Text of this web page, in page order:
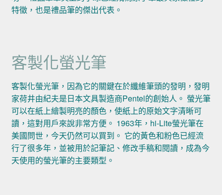
特徵，也是禮品筆的傑出代表。
客製化螢光筆
客製化螢光筆，因為它的關鍵在於纖維筆頭的發明，發明
家荷井由紀夫是日本文具製造商Pentel的創始人。 螢光筆
可以在紙上繪製明亮的顏色，使紙上的原始文字清晰可
讀，這對用戶來說非常方便。 1963年，hi-Lite螢光筆在
美國問世，今天仍然可以買到。 它的黃色和粉色已經流
行了很多年，並被用於記筆記、修改手稿和閱讀，成為今
天使用的螢光筆的主要類型。